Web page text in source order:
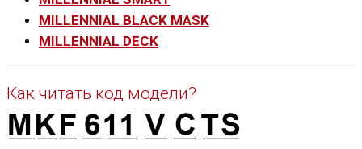
MILLENNIAL BLACK MASK
MILLENNIAL DECK
Как читать код модели?